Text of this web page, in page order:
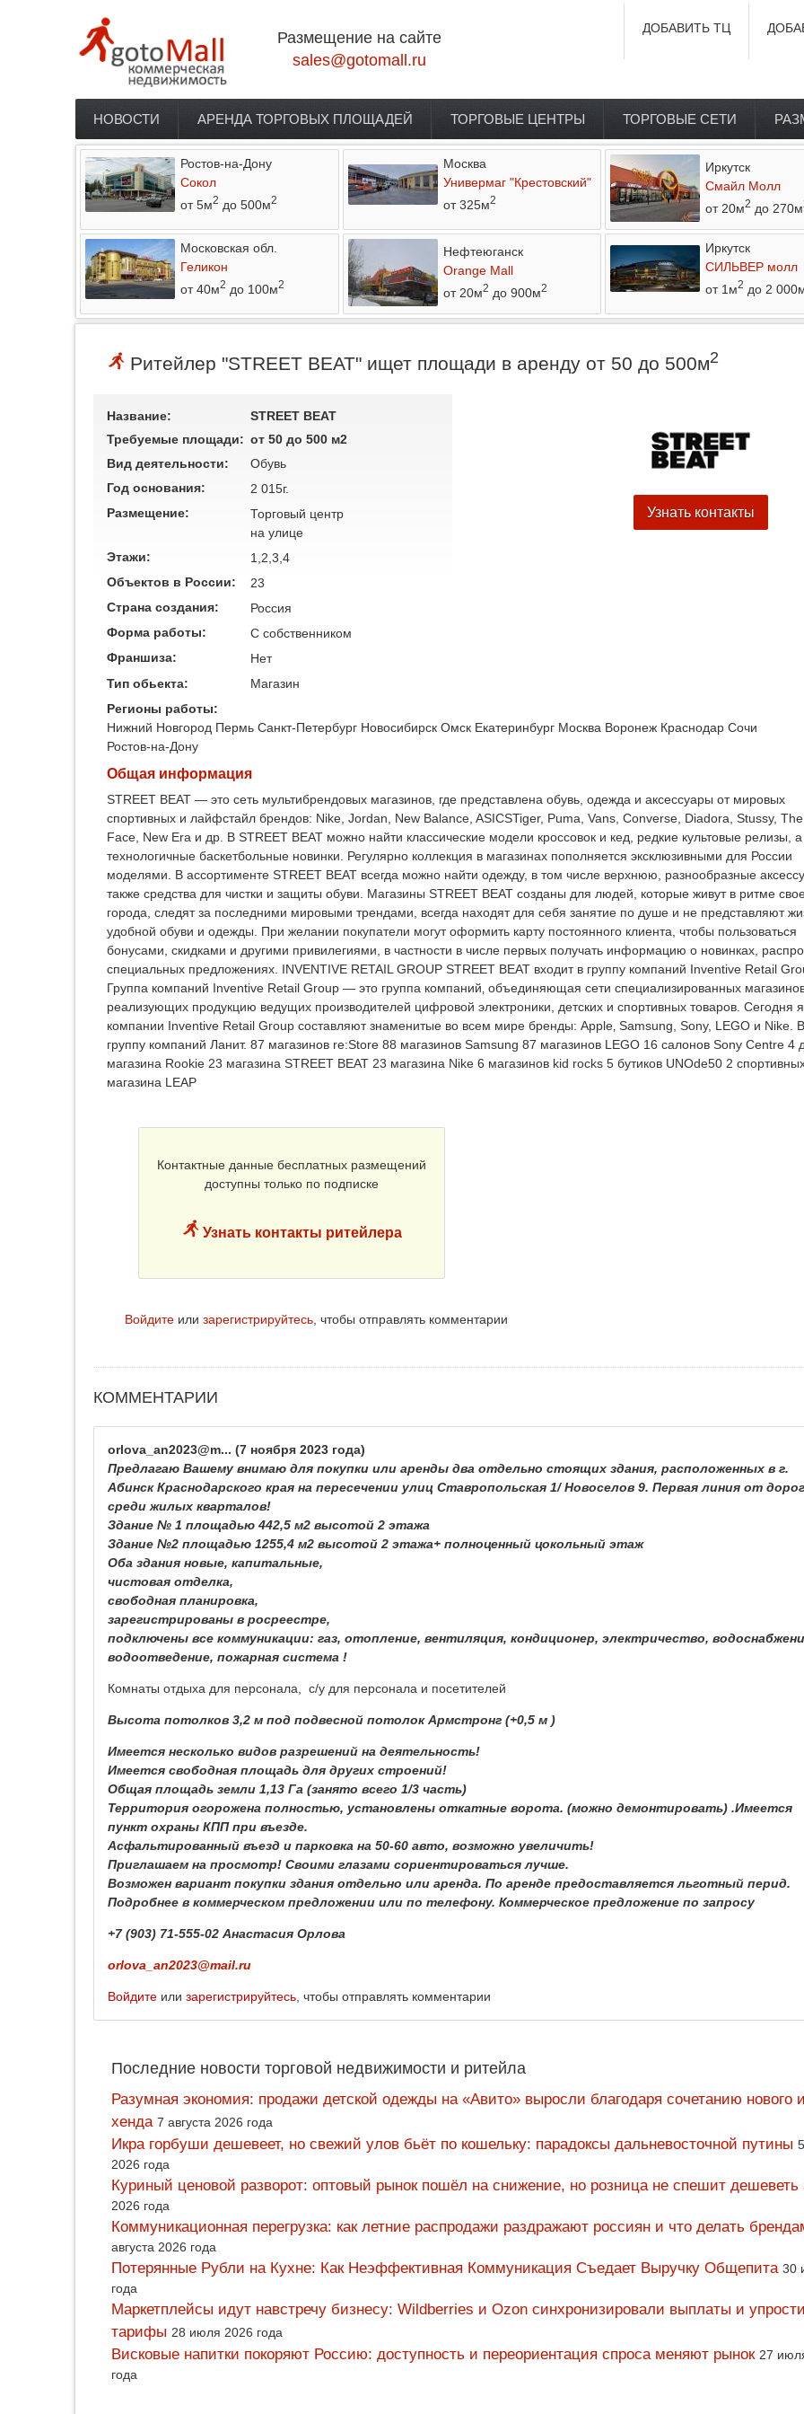
Размещение на сайте
sales@gotomall.ru
ДОБАВИТЬ ТЦ
Главное меню
НОВОСТИ АРЕНДА ТОРГОВЫХ ПЛОЩАДЕЙ ТОРГОВЫЕ ЦЕНТРЫ ТОРГОВЫЕ СЕТИ
Ростов-на-Дону
Сокол
от 5м2 до 500м2
Москва
Универмаг "Крестовский"
от 325м2
Иркутск
Смайл Молл
от 20м2 до 270м
Московская обл.
Геликон
от 40м2 до 100м2
Нефтеюганск
Orange Mall
от 20м2 до 900м2
Иркутск
СИЛЬВЕР молл
от 1м2 до 2
Ритейлер "STREET BEAT" ищет площади в аренду от 50 до 500м2
Название:
STREET BEAT
Требуемые площади: от 50 до 500 м2
Вид деятельности:
Обувь
Год основания:
2 015г.
Размещение:
Торговый центр
на улице
Этажи:
1,2,3,4
Узнать контакты
Объектов в России:
23
Страна создания:
Россия
Форма работы:
C собственником
Франшиза:
Нет
Тип обьекта:
Магазин
Регионы работы:
Нижний Новгород Пермь Санкт-Петербург Новосибирск Омск Екатеринбург Москва Воронеж Краснодар Сочи
Ростов-на-Дону
Общая информация
STREET BEAT — это сеть мультибрендовых магазинов, где представлена обувь, одежда и аксессуары от мировых
спортивных и лайфстайл брендов: Nike, Jordan, New Balance, ASICSTiger, Puma, Vans, Converse, Diadora, Stussy,
Face, New Era и др. В STREET BEAT можно найти классические модели кроссовок и кед, редкие культовые релизы, а
технологичные баскетбольные новинки. Регулярно коллекция в магазинах пополняется эксклюзивными для России
моделями. В ассортименте STREET BEAT всегда можно найти одежду, в том числе верхнюю, разнообразные
также средства для чистки и защиты обуви. Магазины STREET BEAT созданы для людей, которые живут в ритме
города, следят за последними мировыми трендами, всегда находят для себя занятие по душе и не представляют
удобной обуви и одежды. При желании покупатели могут оформить карту постоянного клиента, чтобы пользоваться
бонусами, скидками и другими привилегиями, в частности в числе первых получать информацию о новинках,
специальных предложениях. INVENTIVE RETAIL GROUP STREET BEAT входит в группу компаний Inventive Retail
Группа компаний Inventive Retail Group — это группа компаний‚ объединяющая сети специализированных
реализующих продукцию ведущих производителей цифровой электроники, детских и спортивных товаров. Сегодня
компании Inventive Retail Group составляют знаменитые во всем мире бренды: Apple‚ Samsung, Sony, LEGO и Nike.
группу компаний Ланит. 87 магазинов re:Store 88 магазинов Samsung 87 магазинов LEGO 16 салонов Sony Centre 4
магазина Rookie 23 магазина STREET BEAT 23 магазина Nike 6 магазинов kid rocks 5 бутиков UNOde50 2
магазина LEAP
Контактные данные бесплатных размещений
доступны только по подписке
Узнать контакты ритейлера
Войдите или зарегистрируйтесь, чтобы отправлять комментарии
КОММЕНТАРИИ
orlova_an2023@m... (7 ноября 2023 года)
Предлагаю Вашему внимаю для покупки или аренды два отдельно стоящих здания, расположенных в г.
Абинск Краснодарского края на пересечении улиц Ставропольская 1/ Новоселов 9. Первая линия от
среди жилых кварталов!
Здание № 1 площадью 442,5 м2 высотой 2 этажа
Здание №2 площадью 1255,4 м2 высотой 2 этажа+ полноценный цокольный этаж
Оба здания новые, капитальные,
чистовая отделка,
свободная планировка,
зарегистрированы в росреестре,
подключены все коммуникации: газ, отопление, вентиляция, кондиционер, электричество,
водоотведение, пожарная система !
Комнаты отдыха для персонала, с/у для персонала и посетителей
Высота потолков 3,2 м под подвесной потолок Армстронг (+0,5 м )
Имеется несколько видов разрешений на деятельность!
Имеется свободная площадь для других строений!
Общая площадь земли 1,13 Га (занято всего 1/3 часть)
Территория огорожена полностью, установлены откатные ворота. (можно демонтировать) .Имеется
пункт охраны КПП при въезде.
Асфальтированный въезд и парковка на 50-60 авто, возможно увеличить!
Приглашаем на просмотр! Своими глазами сориентироваться лучше.
Возможен вариант покупки здания отдельно или аренда. По аренде предоставляется льготный перид.
Подробнее в коммерческом предложении или по телефону. Коммерческое предложение по запросу
+7 (903) 71-555-02 Анастасия Орлова
orlova_an2023@mail.ru
Войдите или зарегистрируйтесь , чтобы отправлять комментарии
Последние новости торговой недвижимости и ритейла
Разумная экономия: продажи детской одежды на «Авито» выросли благодаря сочетанию нового
хенда 7 августа 2026 года
Икра горбуши дешевеет, но свежий улов бьёт по кошельку: парадоксы дальневосточной путины
2026 года
Куриный ценовой разворот: оптовый рынок пошёл на снижение, но розница не спешит дешеветь
2026 года
Коммуникационная перегрузка: как летние распродажи раздражают россиян и что делать
августа 2026 года
Потерянные Рубли на Кухне: Как Неэффективная Коммуникация Съедает Выручку Общепита 30
года
Маркетплейсы идут навстречу бизнесу: Wildberries и Ozon синхронизировали выплаты и
тарифы 28 июля 2026 года
Висковые напитки покоряют Россию: доступность и переориентация спроса меняют рынок 27
года